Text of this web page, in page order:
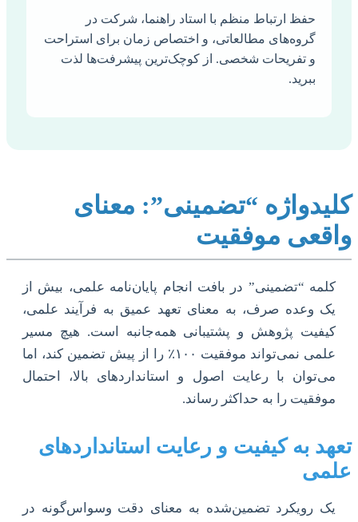
حفظ ارتباط منظم با استاد راهنما، شرکت در
گروه‌های مطالعاتی، و اختصاص زمان برای استراحت
و تفریحات شخصی. از کوچک‌ترین پیشرفت‌ها لذت
ببرید.
کلیدواژه “تضمینی”: معنای
واقعی موفقیت
کلمه “تضمینی” در بافت انجام پایان‌نامه علمی، بیش از
یک وعده صرف، به معنای تعهد عمیق به فرآیند علمی،
کیفیت پژوهش و پشتیبانی همه‌جانبه است. هیچ مسیر
علمی نمی‌تواند موفقیت ۱۰۰٪ را از پیش تضمین کند، اما
می‌توان با رعایت اصول و استانداردهای بالا، احتمال
موفقیت را به حداکثر رساند.
تعهد به کیفیت و رعایت استانداردهای
علمی
یک رویکرد تضمین‌شده به معنای دقت وسواس‌گونه در